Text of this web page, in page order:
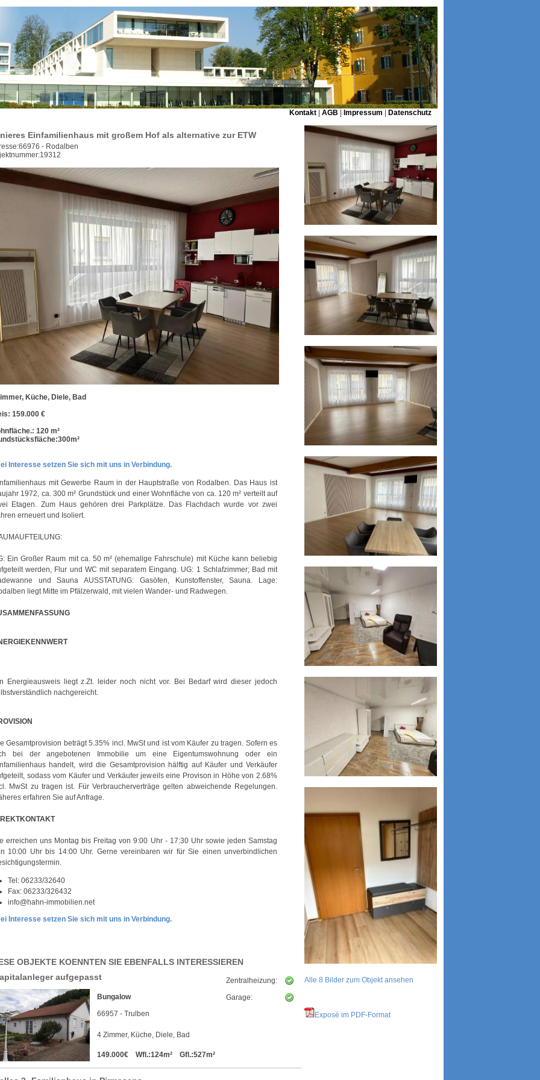
Kontakt AGB Impressum
Datenschutz
Alle 8 Bilder zum Objekt ansehen
Exposé im PDF-Format
Einfamilienhaus mit großem Hof als alternative zur ETW
- Rodalben
Küche, Diele, Bad
159.000 €
120 m²
Interesse setzen Sie sich mit uns in Verbindung.
mit Gewerbe Raum in der Hauptstraße von Rodalben. Das Haus ist
1972, ca. 300 m² Grundstück und einer Wohnfläche von ca. 120 m² verteilt auf
Etagen. Zum Haus gehören drei Parkplätze. Das Flachdach wurde vor zwei
erneuert und Isoliert.
Ein Großer Raum mit ca. 50 m² (ehemalige Fahrschule) mit Küche kann beliebig
werden, Flur und WC mit separatem Eingang. UG: 1 Schlafzimmer; Bad mit
und Sauna AUSSTATUNG: Gasöfen, Kunstoffenster, Sauna. Lage:
liegt Mitte im Pfälzerwald, mit vielen Wander- und Radwegen.
Energieausweis liegt z.Zt. leider noch nicht vor. Bei Bedarf wird dieser jedoch
nachgereicht.
Gesamtprovision beträgt 5.35% incl. MwSt und ist vom Käufer zu tragen. Sofern es
bei der angebotenen Immobilie um eine Eigentumswohnung oder ein
handelt, wird die Gesamtprovision hälftig auf Käufer und Verkäufer
sodass vom Käufer und Verkäufer jeweils eine Provison in Höhe von 2.68%
MwSt zu tragen ist. Für Verbraucherverträge gelten abweichende Regelungen.
erfahren Sie auf Anfrage.
erreichen uns Montag bis Freitag von 9:00 Uhr - 17:30 Uhr sowie jeden Samstag
10:00 Uhr bis 14:00 Uhr. Gerne vereinbaren wir für Sie einen unverbindlichen
Tel: 06233/32640
Fax: 06233/326432
info@hahn-immobilien.net
Interesse setzen Sie sich mit uns in Verbindung.
OBJEKTE KOENNTEN SIE EBENFALLS INTERESSIEREN
aufgepasst
Zentralheizung:
Garage:
Bungalow
66957 - Trulben
4 Zimmer, Küche, Diele, Bad
149.000€ Wfl.:124m² Gfl.:527m²